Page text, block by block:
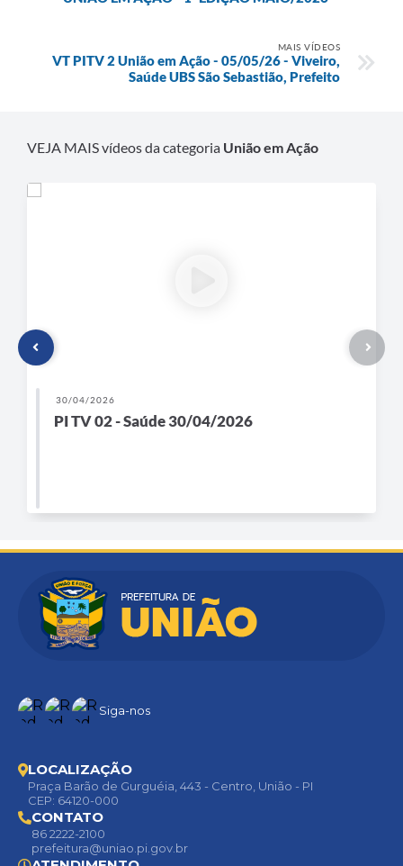
MAIS VÍDEOS
VT PITV 2 União em Ação - 05/05/26 - Viveiro,
Saúde UBS São Sebastião, Prefeito
VEJA MAIS vídeos da categoria União em Ação
30/04/2026
PI TV 02 - Saúde 30/04/2026
Siga-nos
LOCALIZAÇÃO
Praça Barão de Gurguéia, 443 - Centro, União - PI
CEP: 64120-000
CONTATO
86 2222-2100
prefeitura@uniao.pi.gov.br